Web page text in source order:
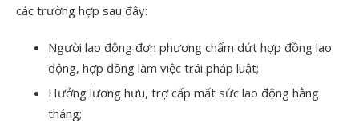
các trường hợp sau đây:
Người lao động đơn phương chấm dứt hợp đồng lao
động, hợp đồng làm việc trái pháp luật;
Hưởng lương hưu, trợ cấp mất sức lao động hằng
tháng;